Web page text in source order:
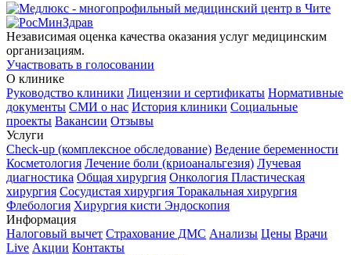
Независимая оценка качества оказания услуг медицинским
организациям.
Участвовать в голосовании
О клинике
Руководство клиники Лицензии и сертификаты Нормативные
документы СМИ о нас История клиники Социальные
проекты Вакансии Отзывы
Услуги
Check-up (комплексное обследование) Ведение беременности
Косметология Лечение боли (криоанальгезия) Лучевая
диагностика Общая хирургия Онкология Пластическая
хирургия Сосудистая хирургия Торакальная хирургия
Флебология Хирургия кисти Эндоскопия
Информация
Налоговый вычет Страхование ДМС Анализы Цены Врачи
Live Акции Контакты